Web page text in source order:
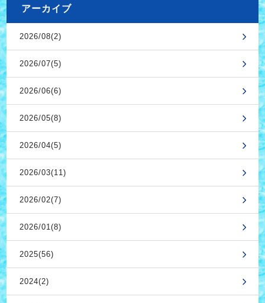
アーカイブ
2026/08(2)
2026/07(5)
2026/06(6)
2026/05(8)
2026/04(5)
2026/03(11)
2026/02(7)
2026/01(8)
2025(56)
2024(2)